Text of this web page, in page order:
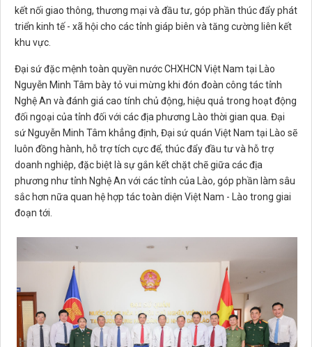
kết nối giao thông, thương mại và đầu tư, góp phần thúc đẩy phát
triển kinh tế - xã hội cho các tỉnh giáp biên và tăng cường liên kết
khu vực.
Đại sứ đặc mệnh toàn quyền nước CHXHCN Việt Nam tại Lào
Nguyễn Minh Tâm bày tỏ vui mừng khi đón đoàn công tác tỉnh
Nghệ An và đánh giá cao tính chủ động, hiệu quả trong hoạt động
đối ngoại của tỉnh đối với các địa phương Lào thời gian qua. Đại
sứ Nguyễn Minh Tâm khẳng định, Đại sứ quán Việt Nam tại Lào sẽ
luôn đồng hành, hỗ trợ tích cực để, thúc đẩy đầu tư và hỗ trợ
doanh nghiệp, đặc biệt là sự gắn kết chặt chẽ giữa các địa
phương như tỉnh Nghệ An với các tỉnh của Lào, góp phần làm sâu
sắc hơn nữa quan hệ hợp tác toàn diện Việt Nam - Lào trong giai
đoạn tới.